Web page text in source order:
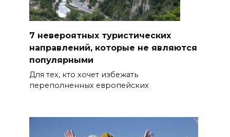
7 невероятных туристических
направлений, которые не являются
популярными
Для тех, кто хочет избежать
переполненных европейских